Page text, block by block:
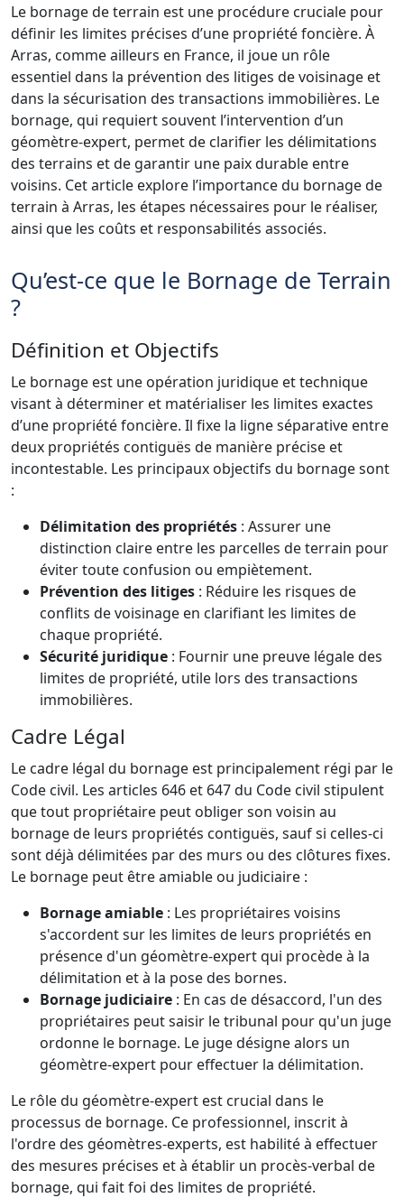
Le bornage de terrain est une procédure cruciale pour
définir les limites précises d’une propriété foncière. À
Arras, comme ailleurs en France, il joue un rôle
essentiel dans la prévention des litiges de voisinage et
dans la sécurisation des transactions immobilières. Le
bornage, qui requiert souvent l’intervention d’un
géomètre-expert, permet de clarifier les délimitations
des terrains et de garantir une paix durable entre
voisins. Cet article explore l’importance du bornage de
terrain à Arras, les étapes nécessaires pour le réaliser,
ainsi que les coûts et responsabilités associés.
Qu’est-ce que le Bornage de Terrain
?
Définition et Objectifs
Le bornage est une opération juridique et technique
visant à déterminer et matérialiser les limites exactes
d’une propriété foncière. Il fixe la ligne séparative entre
deux propriétés contiguës de manière précise et
incontestable. Les principaux objectifs du bornage sont
:
Délimitation des propriétés : Assurer une
distinction claire entre les parcelles de terrain pour
éviter toute confusion ou empiètement.
Prévention des litiges : Réduire les risques de
conflits de voisinage en clarifiant les limites de
chaque propriété.
Sécurité juridique : Fournir une preuve légale des
limites de propriété, utile lors des transactions
immobilières.
Cadre Légal
Le cadre légal du bornage est principalement régi par le
Code civil. Les articles 646 et 647 du Code civil stipulent
que tout propriétaire peut obliger son voisin au
bornage de leurs propriétés contiguës, sauf si celles-ci
sont déjà délimitées par des murs ou des clôtures fixes.
Le bornage peut être amiable ou judiciaire :
Bornage amiable : Les propriétaires voisins
s'accordent sur les limites de leurs propriétés en
présence d'un géomètre-expert qui procède à la
délimitation et à la pose des bornes.
Bornage judiciaire : En cas de désaccord, l'un des
propriétaires peut saisir le tribunal pour qu'un juge
ordonne le bornage. Le juge désigne alors un
géomètre-expert pour effectuer la délimitation.
Le rôle du géomètre-expert est crucial dans le
processus de bornage. Ce professionnel, inscrit à
l'ordre des géomètres-experts, est habilité à effectuer
des mesures précises et à établir un procès-verbal de
bornage, qui fait foi des limites de propriété.